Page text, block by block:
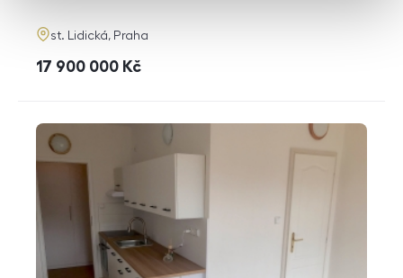
adresa
st. Lidická, Praha
cena
17 900 000 Kč